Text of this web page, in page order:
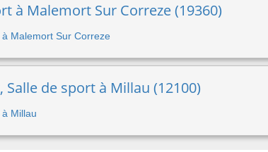
à Malemort Sur Correze (19360)
Malemort Sur Correze
de sport à Millau (12100)
Millau